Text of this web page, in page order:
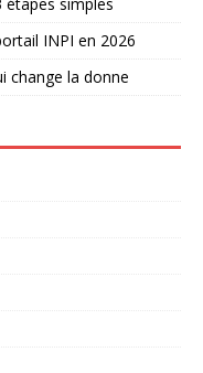
INPI en 2026
change la donne